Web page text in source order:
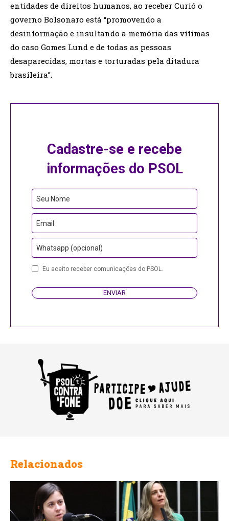
entidades de direitos humanos, ao receber Curió o
governo Bolsonaro está “promovendo a
desinformação e insultando a memória das vítimas
do caso Gomes Lund e de todas as pessoas
desaparecidas, mortas e torturadas pela ditadura
brasileira”.
Cadastre-se e recebe
informações do PSOL
Seu Nome
Email
Whatsapp (opcional)
PhoneEu aceito receber comunicações do PSOL.
ENVIAR
Relacionados